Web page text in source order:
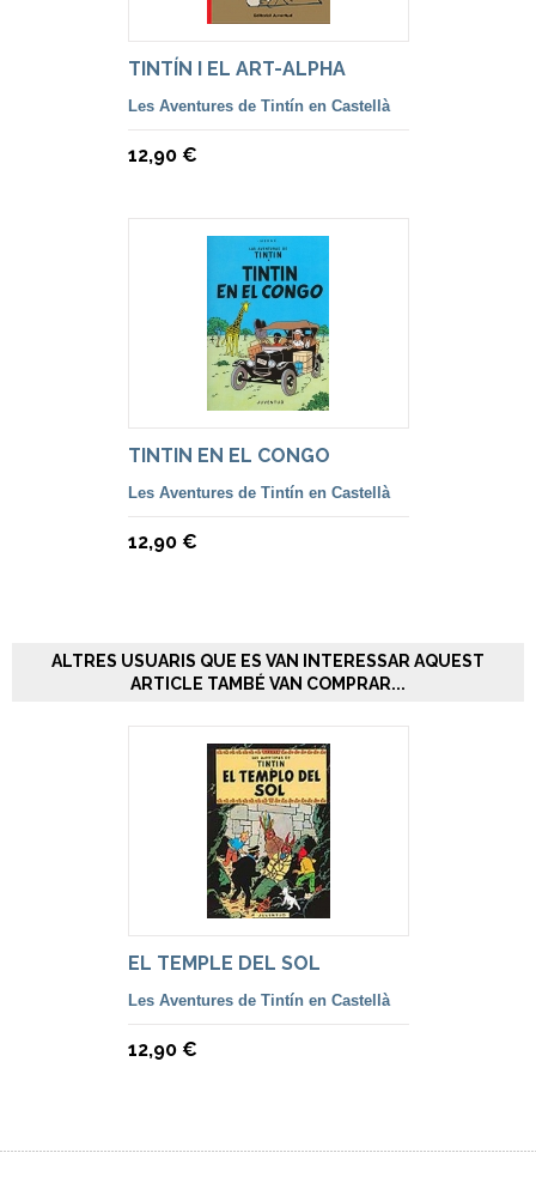
TINTÍN I EL ART-ALPHA
Les Aventures de Tintín en Castellà
12,90 €
TINTIN EN EL CONGO
Les Aventures de Tintín en Castellà
12,90 €
ALTRES USUARIS QUE ES VAN INTERESSAR AQUEST
ARTICLE TAMBÉ VAN COMPRAR...
EL TEMPLE DEL SOL
Les Aventures de Tintín en Castellà
12,90 €